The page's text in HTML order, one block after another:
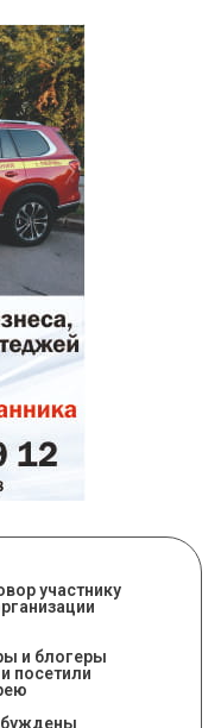
участнику
и блогеры
посетили